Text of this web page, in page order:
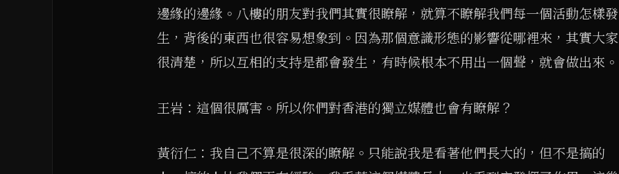
邊緣的邊緣。八樓的朋友對我們其實很瞭解，就算不瞭解我們每一個活動怎樣發
生，背後的東西也很容易想象到。因為那個意識形態的影響從哪裡來，其實大家
很清楚，所以互相的支持是都會發生，有時候根本不用出一個聲，就會做出來。
王岩：這個很厲害。所以你們對香港的獨立媒體也會有瞭解？
黃衍仁：我自己不算是很深的瞭解。只能說我是看著他們長大的，但不是搞的